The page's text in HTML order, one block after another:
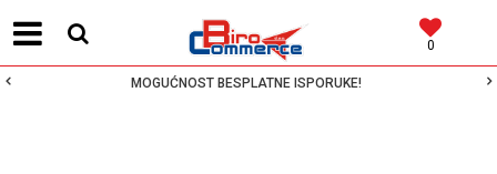
0
MOGUĆNOST BESPLATNE ISPORUKE!